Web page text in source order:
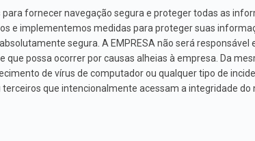
para fornecer navegação segura e proteger todas as
e implementemos medidas para proteger suas
segura. A EMPRESA não será responsável
possa ocorrer por causas alheias à empresa. Da
de vírus de computador ou qualquer tipo de
que intencionalmente acessam a integridade do